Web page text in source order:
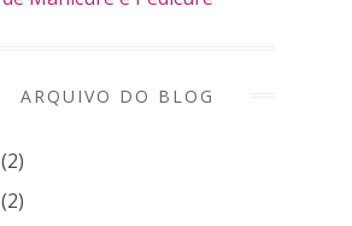
ARQUIVO DO BLOG
(2)
(2)